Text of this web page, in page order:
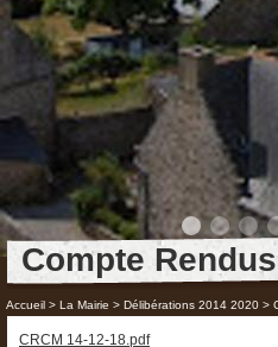
Accueil > La Mairie > Délibérations 2014 2020 >
Compte
CRCM 14-12-18.pdf